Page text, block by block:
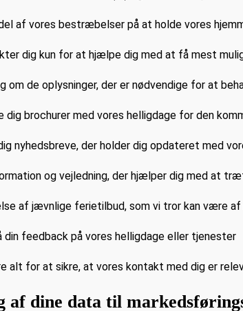
af vores bestræbelser på at holde vores
dig kun for at hjælpe dig med at få mest
om de oplysninger, der er nødvendige for at
dig brochurer med vores helligdage for den
nyhedsbreve, der holder dig opdateret med
og vejledning, der hjælper dig med at
af jævnlige ferietilbud, som vi tror kan være
din feedback på vores helligdage eller tjenester
alt for at sikre, at vores kontakt med dig er
af dine data til